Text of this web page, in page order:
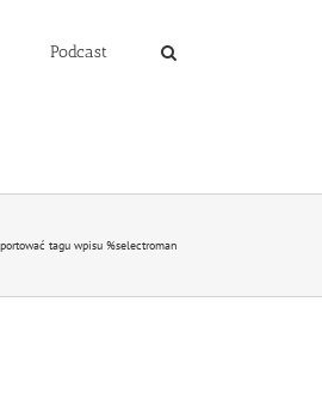
Podcast
tagu wpisu %selectroman